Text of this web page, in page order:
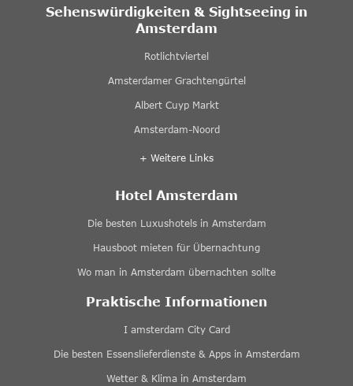
Sehenswürdigkeiten & Sightseeing in
Amsterdam
Rotlichtviertel
Amsterdamer Grachtengürtel
Albert Cuyp Markt
Amsterdam-Noord
+ Weitere Links
Hotel Amsterdam
Die besten Luxushotels in Amsterdam
Hausboot mieten für Übernachtung
Wo man in Amsterdam übernachten sollte
Praktische Informationen
I amsterdam City Card
Die besten Essenslieferdienste & Apps in Amsterdam
Wetter & Klima in Amsterdam